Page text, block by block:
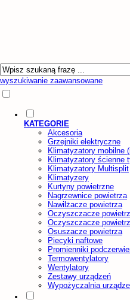
wyszukiwanie zaawansowane
KATEGORIE
Akcesoria
Grzejniki elektryczne
Klimatyzatory mobilne
Klimatyzatory ścienne
Klimatyzatory Multisplit
Klimatyzery
Kurtyny powietrzne
Nagrzewnice powietrza
Nawilżacze powietrza
Oczyszczacze
Oczyszczacze
Osuszacze powietrza
Piecyki naftowe
Promienniki
Termowentylatory
Wentylatory
Zestawy urządzeń
Wypożyczalnia